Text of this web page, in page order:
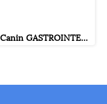
Royal Canin GASTROINTESTINAL KITTEN ขนาดกระป๋อง 195 กรัม.